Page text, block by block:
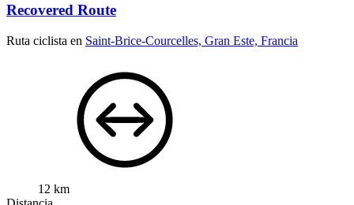
Recovered Route
Ruta ciclista en Saint-Brice-Courcelles, Gran Este, Francia
12 km